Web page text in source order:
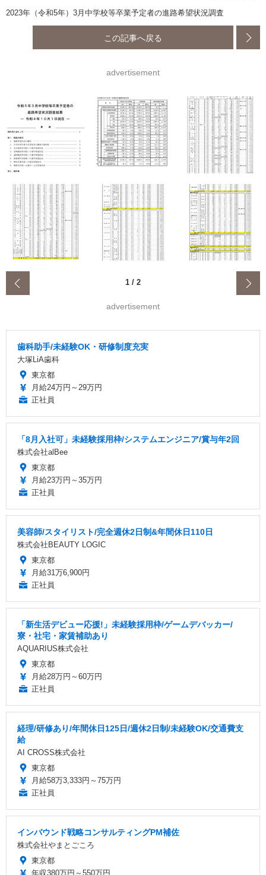
2023年（令和5年）3月中学校等卒業予定者の進路希望状況調査
この記事へ戻る
advertisement
1 / 2
advertisement
歯科助手/未経験OK・研修制度充実
大塚LiA歯科
東京都
月給24万円～29万円
正社員
「8月入社可」未経験採用枠/システムエンジニア/賞与年2回
株式会社alBee
東京都
月給23万円～35万円
正社員
美容師/スタイリスト/完全週休2日制&年間休日110日
株式会社BEAUTY LOGIC
東京都
月給31万6,900円
正社員
「新生活デビュー応援!」未経験採用枠/ゲームデバッカー/
寮・社宅・家賃補助あり
AQUARIUS株式会社
東京都
月給28万円～60万円
正社員
経理/研修あり/年間休日125日/週休2日制/未経験OK/交通費支
給
AI CROSS株式会社
東京都
月給58万3,333円～75万円
正社員
インバウンド戦略コンサルティングPM補佐
株式会社やまとごころ
東京都
年収380万円～550万円